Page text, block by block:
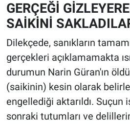
GERÇEĞİ
SAİKİNİ
Dilekçede, sanıkların
gerçekleri açıklamamakta
durumun Narin Güran'ın
(saikinin) kesin olarak
engellediği aktarıldı. Suçun
sonraki tutumları ve